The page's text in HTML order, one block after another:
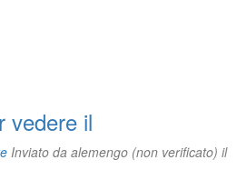
vedere il
Inviato da alemengo (non verificato) il